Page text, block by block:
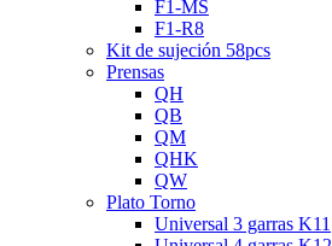
F1-MS
F1-R8
Kit de sujeción 58pcs
Prensas
QH
QB
QM
QHK
QW
Plato Torno
Universal 3 garras K11